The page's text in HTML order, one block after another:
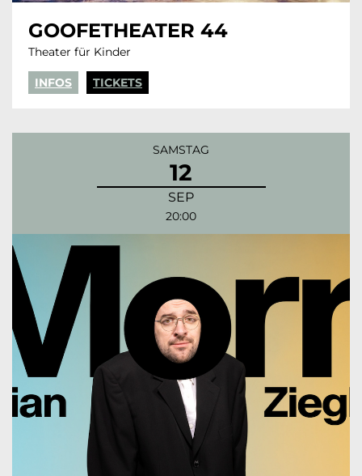
GOOFETHEATER 44
Theater für Kinder
INFOS TICKETS
SAMSTAG
12
SEP
20:00